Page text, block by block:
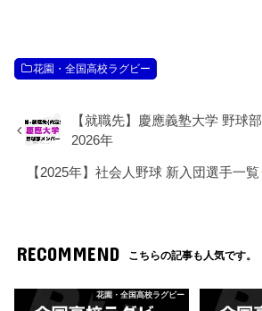
花園・全国高校ラグビー
【就職先】慶應義塾大学 野球部
2026年
【2025年】社会人野球 新入団選手一覧
RECOMMEND こちらの記事も人気です。
花園・全国高校ラグビー